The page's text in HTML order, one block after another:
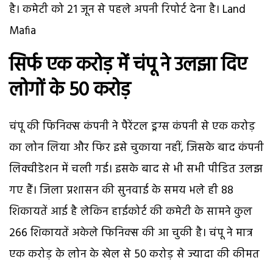
है। कमेटी को 21 जून से पहले अपनी रिपोर्ट देना है। Land
Mafia
सिर्फ एक करोड़ में चंपू ने उलझा दिए
लोगों के 50 करोड़
चंपू की फिनिक्स कंपनी ने पैरेंटल ड्रग्स कंपनी से एक करोड़
का लोन लिया और फिर इसे चुकाया नहीं, जिसके बाद कंपनी
लिक्वीडेशन में चली गई। इसके बाद से भी सभी पीडित उलझ
गए हैं। जिला प्रशासन की सुनवाई के समय भले ही 88
शिकायतें आई है लेकिन हाईकोर्ट की कमेटी के सामने कुल
266 शिकायतें अकेले फिनिक्स की आ चुकी है। चंपू ने मात्र
एक करोड़ के लोन के खेल से 50 करोड़ से ज्यादा की कीमत